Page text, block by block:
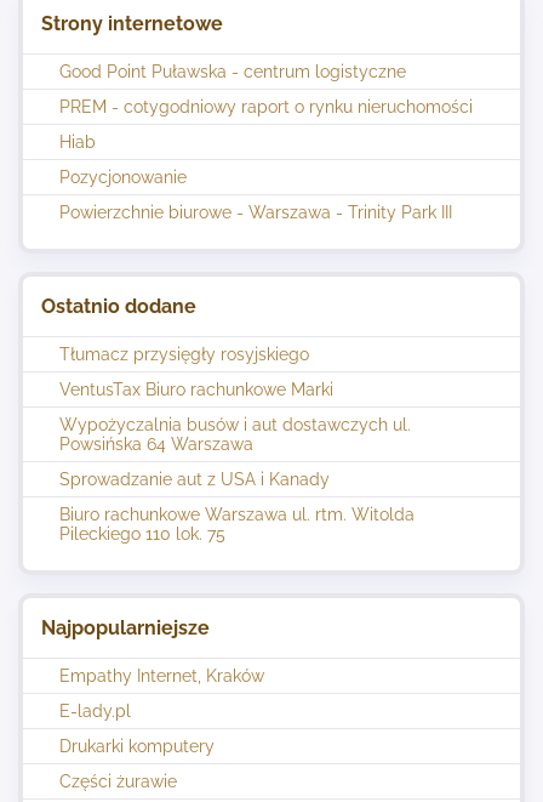
Strony internetowe
Good Point Puławska - centrum logistyczne
PREM - cotygodniowy raport o rynku nieruchomości
Hiab
Pozycjonowanie
Powierzchnie biurowe - Warszawa - Trinity Park III
Ostatnio dodane
Tłumacz przysięgły rosyjskiego
VentusTax Biuro rachunkowe Marki
Wypożyczalnia busów i aut dostawczych ul.
Powsińska 64 Warszawa
Sprowadzanie aut z USA i Kanady
Biuro rachunkowe Warszawa ul. rtm. Witolda
Pileckiego 110 lok. 75
Najpopularniejsze
Empathy Internet, Kraków
E-lady.pl
Drukarki komputery
Części żurawie